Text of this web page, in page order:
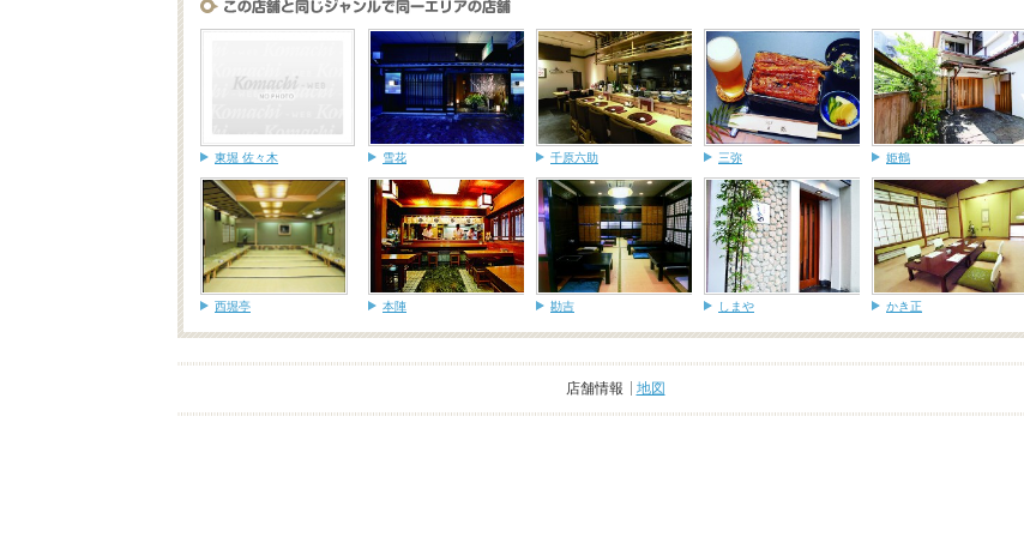
東堀 佐々木 雪花 千原六助 三弥 姫鶴
西堀亭 本陣 勘吉 しまや かき正
店舗情報 地図